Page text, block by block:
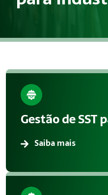
O que é Segurança
Empresas de todos os
Benefícios da
A aplicação correta de
Atendimento em
A Megatrab atua
Gestão de SST
Saiba mais